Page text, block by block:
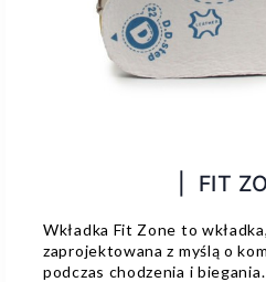
| FIT
Wkładka Fit Zone to
zaprojektowana z myślą o
podczas chodzenia i